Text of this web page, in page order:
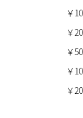
梵
昆仑
萧邦
瑞宝
冠
￥
￥
￥
￥
￥